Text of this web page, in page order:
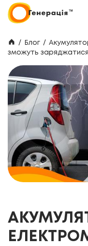
/ Блог /
зможуть заряджатися